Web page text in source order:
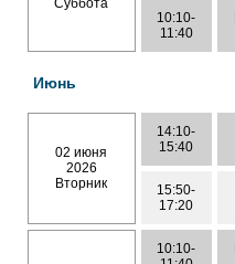
Суббота
10:10-
11:40
Июнь
02 июня
2026
Вторник
14:10-
15:40
15:50-
17:20
10:10-